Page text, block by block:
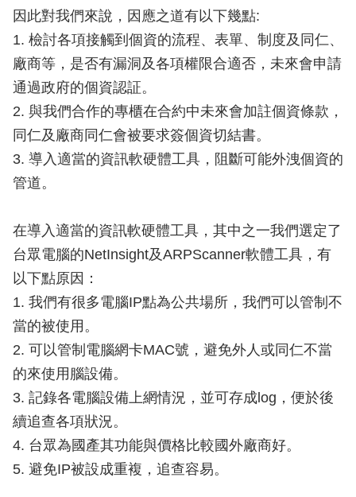
因此對我們來說，因應之道有以下幾點:
1. 檢討各項接觸到個資的流程、表單、制度及同仁、
廠商等，是否有漏洞及各項權限合適否，未來會申請
通過政府的個資認証。
2. 與我們合作的專櫃在合約中未來會加註個資條款，
同仁及廠商同仁會被要求簽個資切結書。
3. 導入適當的資訊軟硬體工具，阻斷可能外洩個資的
管道。
在導入適當的資訊軟硬體工具，其中之一我們選定了
台眾電腦的NetInsight及ARPScanner軟體工具，有
以下點原因：
1. 我們有很多電腦IP點為公共場所，我們可以管制不
當的被使用。
2. 可以管制電腦網卡MAC號，避免外人或同仁不當
的來使用腦設備。
3. 記錄各電腦設備上網情況，並可存成log，便於後
續追查各項狀況。
4. 台眾為國產其功能與價格比較國外廠商好。
5. 避免IP被設成重複，追查容易。